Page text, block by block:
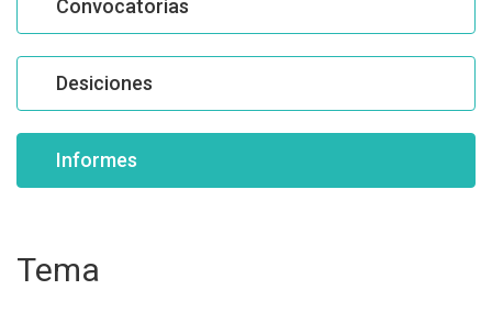
Convocatorias
Desiciones
Informes
Tema